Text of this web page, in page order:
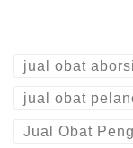
jual obat aborsi
jual obat
Jual Obat